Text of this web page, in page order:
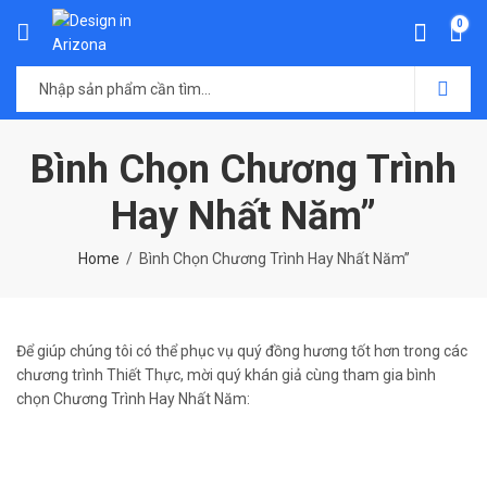
0
Bình Chọn Chương Trình
Hay Nhất Năm”
Home Bình Chọn Chương Trình Hay Nhất Năm”
Để giúp chúng tôi có thể phục vụ quý đồng hương tốt hơn trong các
chương trình Thiết Thực, mời quý khán giả cùng tham gia bình
chọn Chương Trình Hay Nhất Năm: